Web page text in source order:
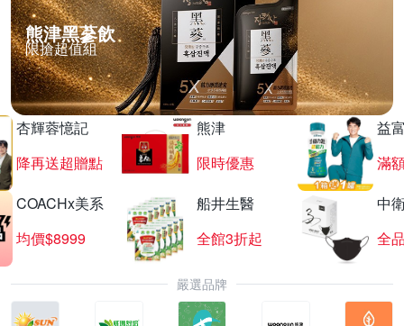
熊津黑蔘飲
限搶超值組
杏輝蓉憶記
降再送超贈點
熊津
限時優惠
益
滿
COACHx美系
均價$8999
船井生醫
全館3折起
中
全
嚴選品牌